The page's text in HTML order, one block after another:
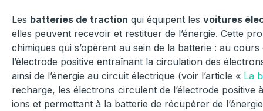
Les batteries de traction qui équipent les voitures
elles peuvent recevoir et restituer de l’énergie. Cette
chimiques qui s’opèrent au sein de la batterie : au
l’électrode positive entraînant la circulation des
ainsi de l’énergie au circuit électrique (voir l’article « La
recharge, les électrons circulent de l’électrode positive
ions et permettant à la batterie de récupérer de